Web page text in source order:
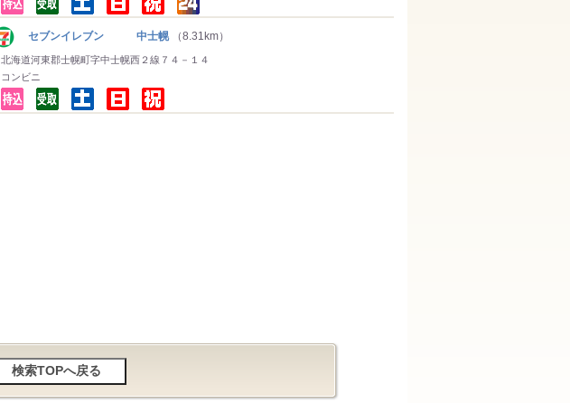
セブンイレブン 中士幌 （8.31km）
北海道河東郡士幌町字中士幌西２線７４－１４
コンビニ